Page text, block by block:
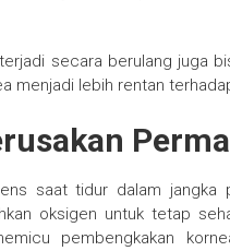
secara berulang juga
menjadi lebih rentan
saat tidur dalam jangka
oksigen untuk tetap
pembengkakan